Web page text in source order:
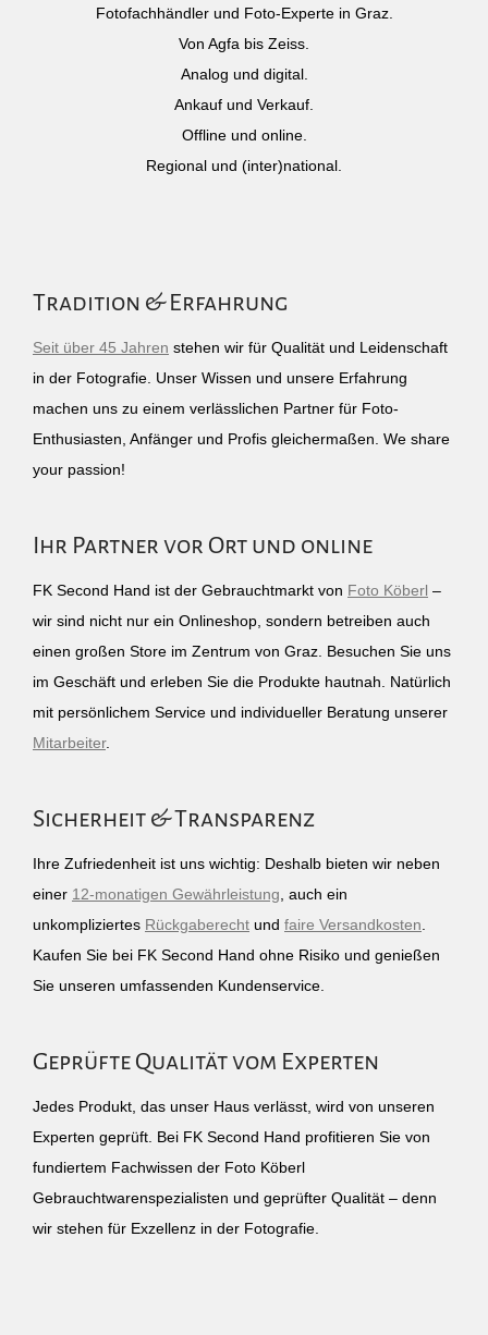
Fotofachhändler und Foto-Experte in Graz.
Von Agfa bis Zeiss.
Analog und digital.
Ankauf und Verkauf.
Offline und online.
Regional und (inter)national.
Tradition & Erfahrung
Seit über 45 Jahren stehen wir für Qualität und Leidenschaft
in der Fotografie. Unser Wissen und unsere Erfahrung
machen uns zu einem verlässlichen Partner für Foto-
Enthusiasten, Anfänger und Profis gleichermaßen. We share
your passion!
Ihr Partner vor Ort und online
FK Second Hand ist der Gebrauchtmarkt von Foto Köberl –
wir sind nicht nur ein Onlineshop, sondern betreiben auch
einen großen Store im Zentrum von Graz. Besuchen Sie uns
im Geschäft und erleben Sie die Produkte hautnah. Natürlich
mit persönlichem Service und individueller Beratung unserer
Mitarbeiter.
Sicherheit & Transparenz
Ihre Zufriedenheit ist uns wichtig: Deshalb bieten wir neben
einer 12-monatigen Gewährleistung, auch ein
unkompliziertes Rückgaberecht und faire Versandkosten.
Kaufen Sie bei FK Second Hand ohne Risiko und genießen
Sie unseren umfassenden Kundenservice.
Geprüfte Qualität vom Experten
Jedes Produkt, das unser Haus verlässt, wird von unseren
Experten geprüft. Bei FK Second Hand profitieren Sie von
fundiertem Fachwissen der Foto Köberl
Gebrauchtwarenspezialisten und geprüfter Qualität – denn
wir stehen für Exzellenz in der Fotografie.